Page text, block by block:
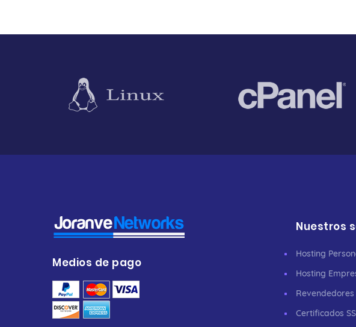
Medios de pago
Nuestros
Hosting
Hosting
Revendedores
Certificados